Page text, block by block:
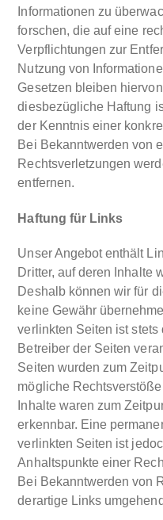
Informationen zu
forschen, die auf eine
Verpflichtungen zur
Nutzung von
Gesetzen bleiben
diesbezügliche Haftung
der Kenntnis einer
Bei Bekanntwerden von
Rechtsverletzungen
entfernen.
Haftung für Links
Unser Angebot enthält
Dritter, auf deren Inhalte
Deshalb können wir für
keine Gewähr
verlinkten Seiten ist
Betreiber der Seiten
Seiten wurden zum
mögliche
Inhalte waren zum
erkennbar. Eine
verlinkten Seiten ist
Anhaltspunkte einer
Bei Bekanntwerden von
derartige Links